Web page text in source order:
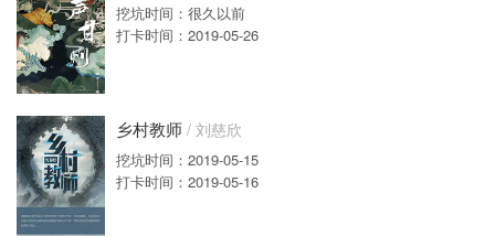
挖坑时间：很久以前
打卡时间：2019-05-26
乡村教师 / 刘慈欣
挖坑时间：2019-05-15
打卡时间：2019-05-16